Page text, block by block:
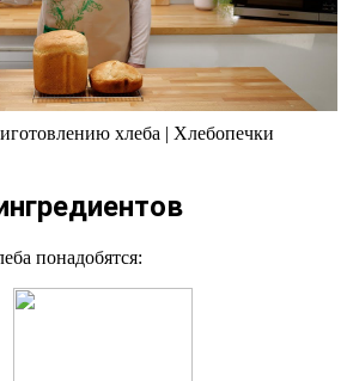
хлеба | Хлебопечки
понадобятся: